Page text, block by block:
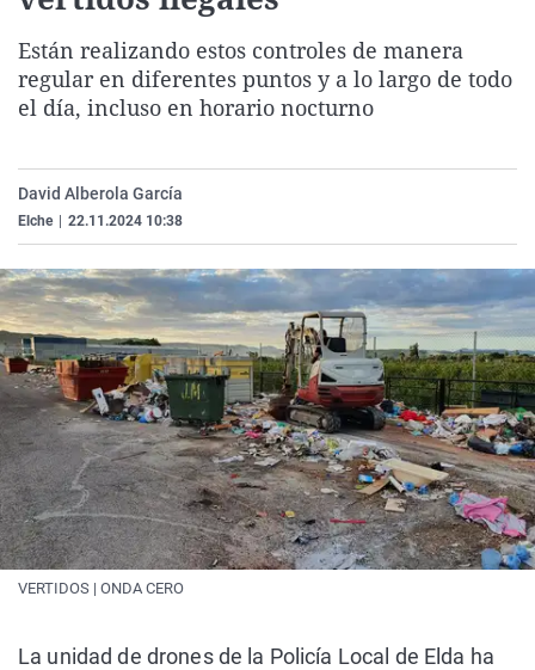
Gente viajera
Como el perro y el
Retornados
Equipo de
Galicia
La Rioja
Televisión
Elecciones
Están realizando estos controles de manera
regular en diferentes puntos y a lo largo de todo
el día, incluso en horario nocturno
David Alberola García
Elche 22.11.2024 10:38
VERTIDOS | ONDA CERO
La unidad de drones de la Policía Local de Elda ha